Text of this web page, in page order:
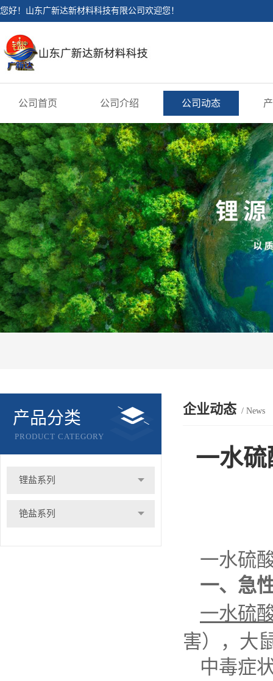
您好！山东广新达新材料科技有限公司欢迎您！
公司首页 公司介绍 公司动态
产品分类
PRODUCT CATEGORY
锂盐系列
铯盐系列
企业动态 / News
一水
一水硫
一、急
一水硫
害），大
中毒症